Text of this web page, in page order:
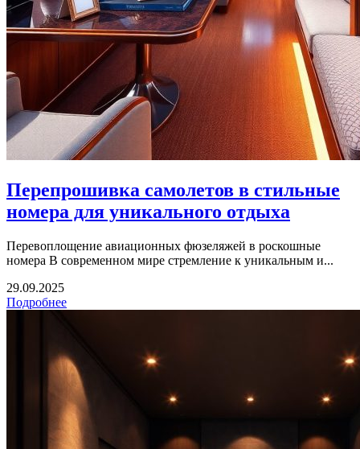
Перепрошивка самолетов в стильные
номера для уникального отдыха
Перевоплощение авиационных фюзеляжей в роскошные
номера В современном мире стремление к уникальным и...
29.09.2025
Подробнее